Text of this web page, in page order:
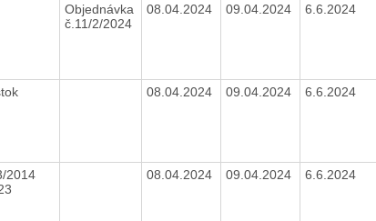
Objednávka
č.11/2/2024
08.04.2024 09.04.2024 6.6.2024
08.04.2024 09.04.2024 6.6.2024
2014
08.04.2024 09.04.2024 6.6.2024